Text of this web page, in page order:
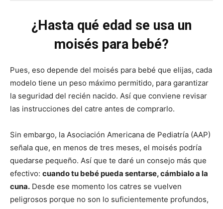
¿Hasta qué edad se usa un
moisés para bebé?
Pues, eso depende del moisés para bebé que elijas, cada
modelo tiene un peso máximo permitido, para garantizar
la seguridad del recién nacido. Así que conviene revisar
las instrucciones del catre antes de comprarlo.
Sin embargo, la Asociación Americana de Pediatría (AAP)
señala que, en menos de tres meses, el moisés podría
quedarse pequeño. Así que te daré un consejo más que
efectivo: cuando tu bebé pueda sentarse, cámbialo a la
cuna. Desde ese momento los catres se vuelven
peligrosos porque no son lo suficientemente profundos,